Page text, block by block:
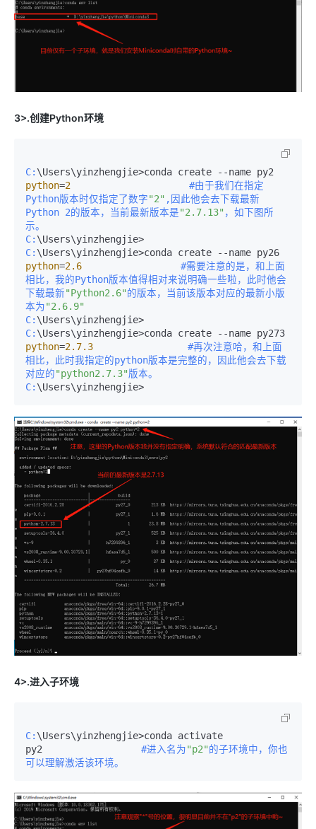
3>.创建Python环境
C:
python=2
#由于我们在指定
Python版本时仅指定了数字"2" ,因此他会去下载最新
Python 2的版本，当前最新版本是"2.7.13" ，如下图所
示。
C:
C:
python=2.6
#需要注意的是，和上面
相比，我的Python版本值得相对来说明确一些啦，此时他会
下载最新"Python2.6"的版本，当前该版本对应的最新小版
本为"2.6.9"
C:
C:
python=2.7.3
#再次注意哈，和上面
相比，此时我指定的python版本是完整的，因此他会去下载
对应的"python2.7.3"版本。
C:
4>.进入子环境
C: \Users\yinzhengjie>conda activate
py2 #进入名为"p2"的子环境中，你也
可以理解激活该环境。